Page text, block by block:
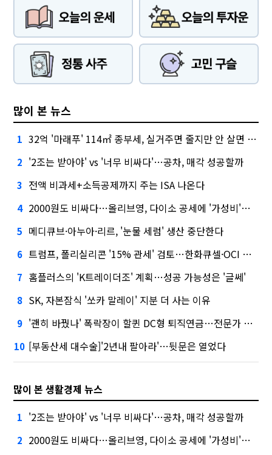
많이 본 뉴스
1 32억 '마래푸' 114㎡ 종부세, 실거주면 줄지만 안 살면 2.5배
2 '2조는 받아야' vs '너무 비싸다'…공차, 매각 성공할까
3 전액 비과세+소득공제까지 주는 ISA 나온다
4 2000원도 비싸다…올리브영, 다이소 공세에 '가성비'로 맞불
5 메디큐브·아누아·리르, '눈물 세럼' 생산 중단한다
6 트럼프, 폴리실리콘 '15% 관세' 검토…한화큐셀·OCI 영향은?
7 홈플러스의 'K트레이더조' 계획…성공 가능성은 '글쎄'
8 SK, 자본잠식 '쏘카 말레이' 지분 더 사는 이유
9 '괜히 바꿨나' 폭락장이 할퀸 DC형 퇴직연금…전문가 조언은
10 [부동산세 대수술]'2년내 팔아라'…뒷문은 열었다
많이 본 생활경제 뉴스
1 '2조는 받아야' vs '너무 비싸다'…공차, 매각 성공할까
2 2000원도 비싸다…올리브영, 다이소 공세에 '가성비'로 맞불